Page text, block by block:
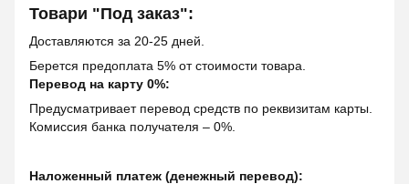
Товари "Под заказ":
Доставляются за 20-25 дней.
Берется предоплата 5% от стоимости товара.
Перевод на карту 0%:
Предусматривает перевод средств по реквизитам карты.
Комиссия банка получателя – 0%.
Наложенный платеж (денежный перевод):